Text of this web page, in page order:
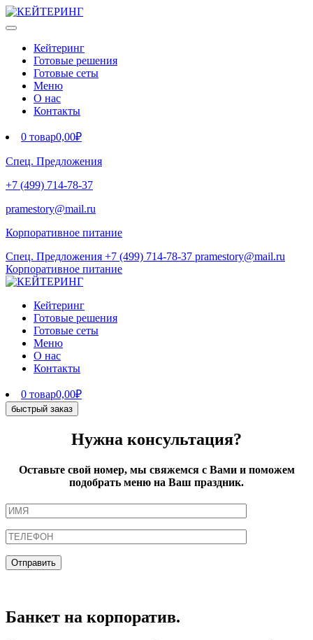
Кейтеринг
Готовые решения
Готовые сеты
Меню
О нас
Контакты
0 товар0,00₽
Спец. Предложения
+7 (499) 714-78-37
pramestory@mail.ru
Корпоративное питание
Спец. Предложения +7 (499) 714-78-37 pramestory@mail.ru
Корпоративное питание
Кейтеринг
Готовые решения
Готовые сеты
Меню
О нас
Контакты
0 товар0,00₽
быстрый заказ
Нужна консультация?
Оставьте свой номер, мы свяжемся с Вами и поможем
подобрать меню на Ваш праздник.
Банкет на корпоратив.